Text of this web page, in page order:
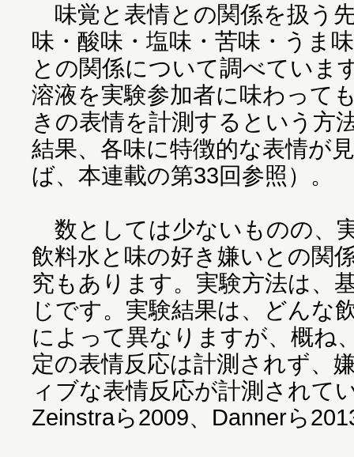
味覚と表情との関係を扱う
味・酸味・塩味・苦味・うま
との関係について調べていま
溶液を実験参加者に味わって
きの表情を計測するという方
結果、各味に特徴的な表情が
ば、本連載の第33回参照）。
数としては少ないものの、
飲料水と味の好き嫌いとの関
究もあります。実験方法は、
じです。実験結果は、どんな
によって異なりますが、概ね
定の表情反応は計測されず、
ィブな表情反応が計測されて
Zeinstraら2009、Dannerら